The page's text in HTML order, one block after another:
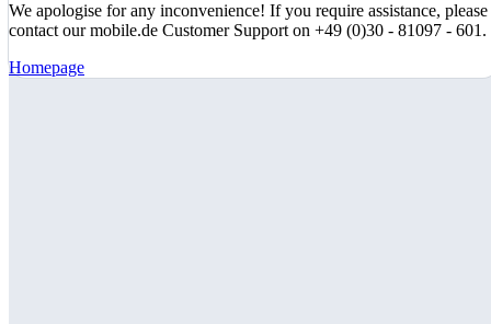
We apologise for any inconvenience! If you require assistance, please
contact our mobile.de Customer Support on +49 (0)30 - 81097 - 601.
Homepage